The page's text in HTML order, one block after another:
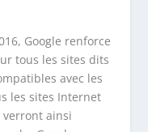
Google renforce
tous les sites dits
avec les
les sites Internet
ainsi